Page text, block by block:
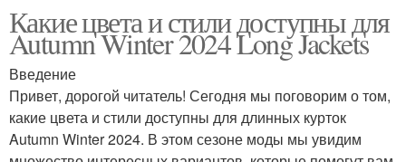
Какие цвета и стили доступны для
Autumn Winter 2024 Long Jackets
Введение
Привет, дорогой читатель! Сегодня мы поговорим о том,
какие цвета и стили доступны для длинных курток
Autumn Winter 2024. В этом сезоне моды мы увидим